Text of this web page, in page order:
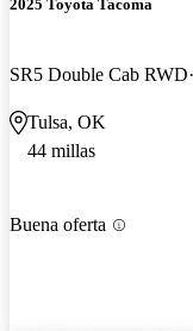
2025 Toyota Tacoma
SR5 Double Cab RWD
Tulsa, OK
44 millas
Buena oferta